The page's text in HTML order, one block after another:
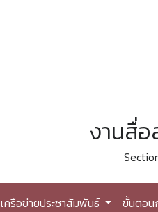
งานสื่
เครือข่ายประชาสัมพันธ์ ขั้นตอน